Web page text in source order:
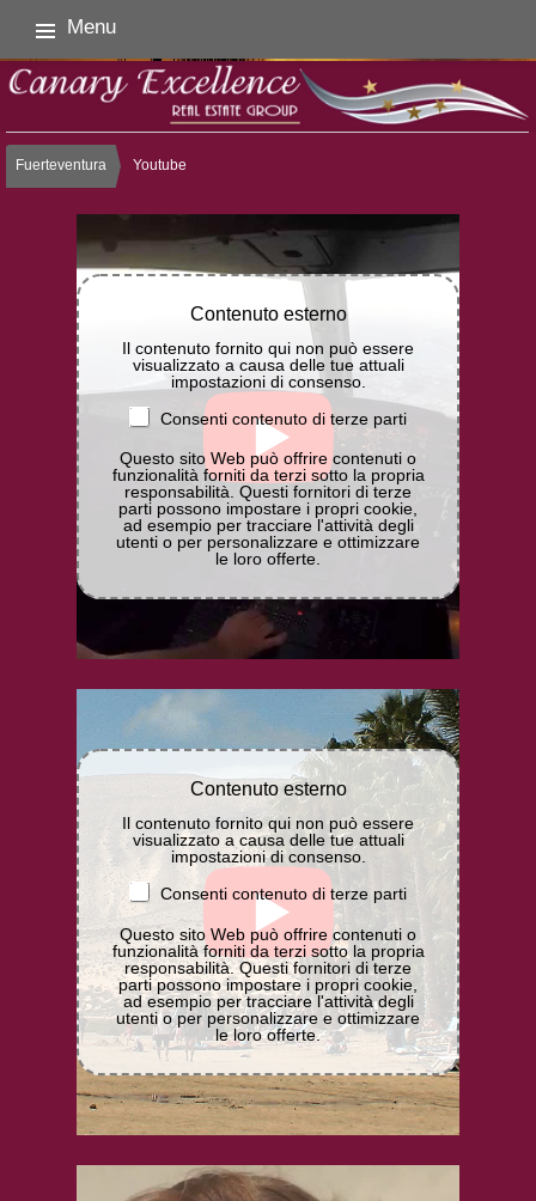
Menu
Fuerteventura Youtube
Contenuto esterno
Il contenuto fornito qui non può essere
visualizzato a causa delle tue attuali
impostazioni di consenso.
Consenti contenuto di terze parti
Questo sito Web può offrire contenuti o
funzionalità forniti da terzi sotto la propria
responsabilità. Questi fornitori di terze
parti possono impostare i propri cookie,
ad esempio per tracciare l'attività degli
utenti o per personalizzare e ottimizzare
le loro offerte.
Contenuto esterno
Il contenuto fornito qui non può essere
visualizzato a causa delle tue attuali
impostazioni di consenso.
Consenti contenuto di terze parti
Questo sito Web può offrire contenuti o
funzionalità forniti da terzi sotto la propria
responsabilità. Questi fornitori di terze
parti possono impostare i propri cookie,
ad esempio per tracciare l'attività degli
utenti o per personalizzare e ottimizzare
le loro offerte.